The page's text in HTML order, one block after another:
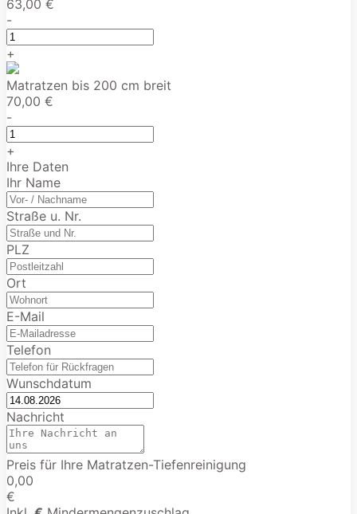
63,00 €
-
+
Matratzen bis 200 cm breit
70,00 €
-
+
Ihre Daten
Ihr Name
Straße u. Nr.
PLZ
Ort
E-Mail
Telefon
Wunschdatum
Nachricht
Preis für Ihre Matratzen-Tiefenreinigung
0,00
€